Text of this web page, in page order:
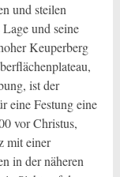
und steilen
und seine
Keuperberg
ist der
eine Festung eine
vor Christus,
mit einer
in der näheren